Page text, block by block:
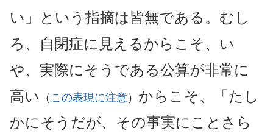
い」という指摘は皆無である。むし
ろ、自閉症に見えるからこそ、い
や、実際にそうである公算が非常に
高い （ この表現に注意） からこそ、「たし
かにそうだが、その事実にことさら